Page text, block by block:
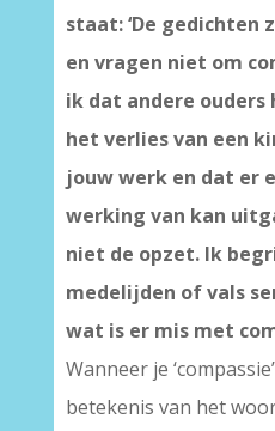
staat: ‘De
en vragen niet om
ik dat andere
het verlies van een
jouw werk en dat er
werking van kan
niet de opzet. Ik
medelijden of vals
wat is er mis met
Wanneer je
betekenis van het